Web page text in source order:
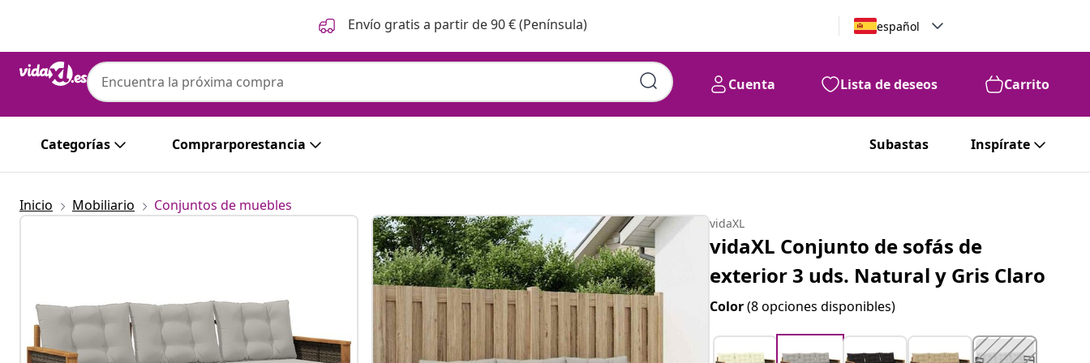
Envío gratis a partir de 90 € (Península) español
Cuenta Lista de deseos Carrito
Categorías Comprarporestancia Subastas Inspírate
Inicio Mobiliario Conjuntos de muebles
vidaXL
vidaXL Conjunto de sofás de
exterior 3 uds. Natural y Gris Claro
Color(8 opciones disponibles)